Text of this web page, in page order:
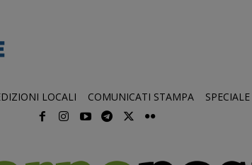
LOCALI COMUNICATI STAMPA